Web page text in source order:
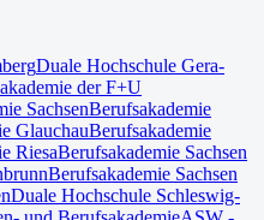
Duale Hochschule Gera-
der F+U
SachsenBerufsakademie
GlauchauBerufsakademie
RiesaBerufsakademie Sachsen
Berufsakademie Sachsen
Duale Hochschule Schleswig-